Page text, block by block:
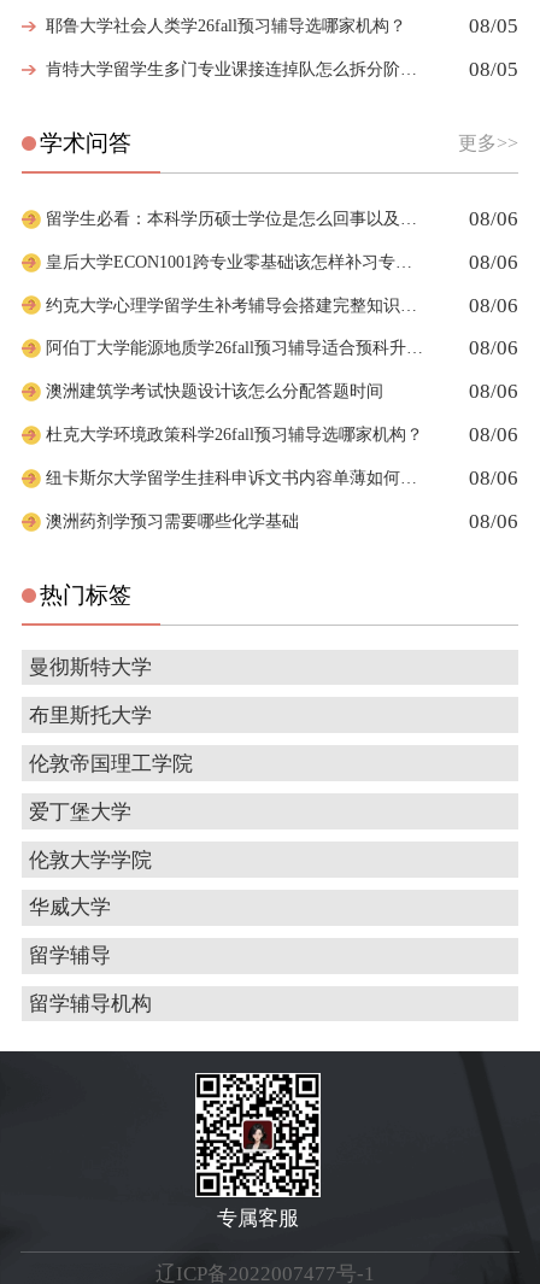
耶鲁大学社会人类学26fall预习辅导选哪家机构？ 08/05
肯特大学留学生多门专业课接连掉队怎么拆分阶段性补习计划 08/05
学术问答 更多>>
08/06
皇后大学ECON1001跨专业零基础该怎样补习专业课 08/06
08/06
阿伯丁大学能源地质学26fall预习辅导适合预科升本科吗 08/06
澳洲建筑学考试快题设计该怎么分配答题时间 08/06
杜克大学环境政策科学26fall预习辅导选哪家机构？ 08/06
纽卡斯尔大学留学生挂科申诉文书内容单薄如何充实材料 08/06
澳洲药剂学预习需要哪些化学基础 08/06
热门标签
曼彻斯特大学
布里斯托大学
伦敦帝国理工学院
爱丁堡大学
伦敦大学学院
华威大学
留学辅导
留学辅导机构
专属客服
辽ICP备2022007477号-1